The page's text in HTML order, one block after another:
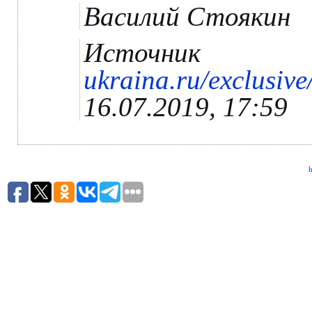
Василий Стоякин
Источник
ukraina.ru/
16.07.2019, 17:59